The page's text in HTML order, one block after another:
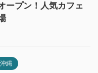
ープン！人気カフェ
沖縄